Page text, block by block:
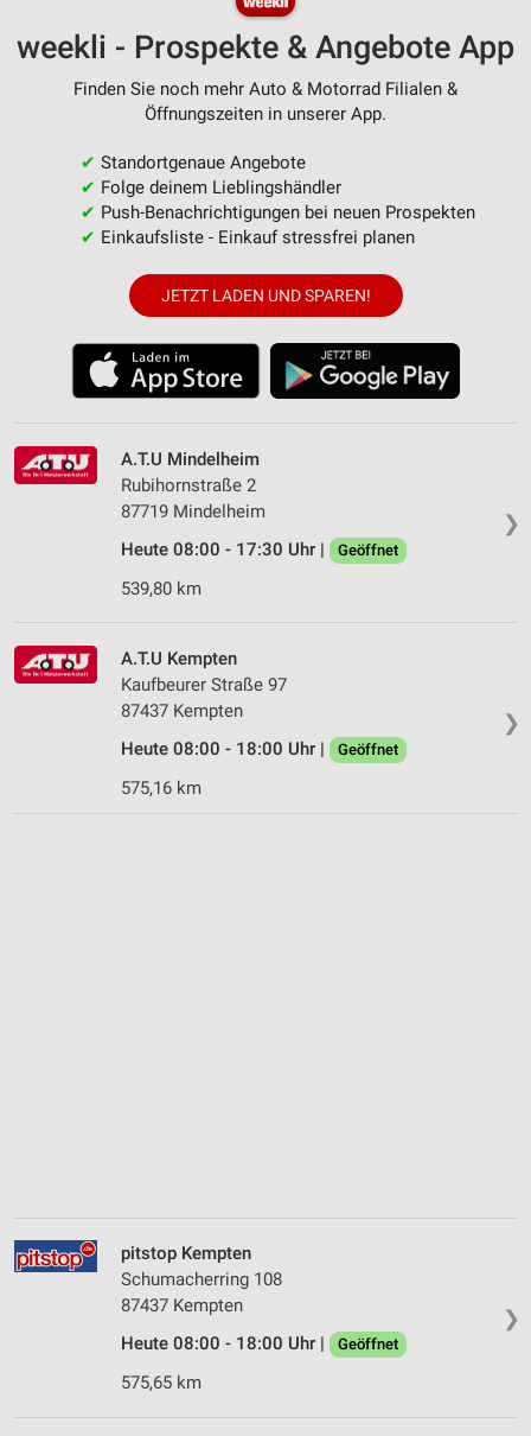
weekli - Prospekte & Angebote App
Finden Sie noch mehr Auto & Motorrad Filialen &
Öffnungszeiten in unserer App.
✔ Standortgenaue Angebote
✔ Folge deinem Lieblingshändler
✔ Push-Benachrichtigungen bei neuen Prospekten
✔ Einkaufsliste - Einkauf stressfrei planen
JETZT LADEN UND SPAREN!
❯
A.T.U Mindelheim
Rubihornstraße 2
87719 Mindelheim
Heute 08:00 - 17:30 Uhr |
Geöffnet
539,80 km
❯
A.T.U Kempten
Kaufbeurer Straße 97
87437 Kempten
Heute 08:00 - 18:00 Uhr |
Geöffnet
575,16 km
❯
pitstop Kempten
Schumacherring 108
87437 Kempten
Heute 08:00 - 18:00 Uhr |
Geöffnet
575,65 km